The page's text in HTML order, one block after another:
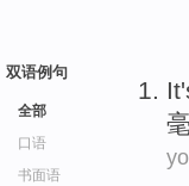
双语例句
全部
口语
书面语